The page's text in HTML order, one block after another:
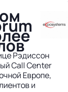
Рэдиссон
Call Center
Европе,
и